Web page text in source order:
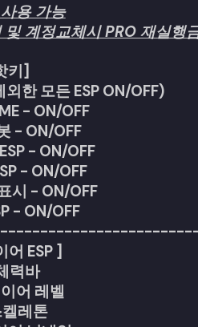
용 가능
계정교체시 PRO 재실행
키]
한 모든 ESP ON/OFF)
- ON/OFF
- ON/OFF
- ON/OFF
- ON/OFF
시 - ON/OFF
- ON/OFF
어 ESP ]
력바
어 레벨
레톤